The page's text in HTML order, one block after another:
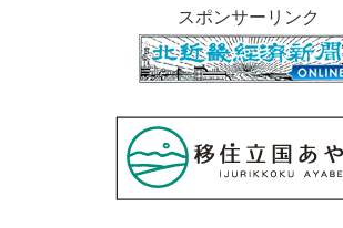
スポンサーリンク